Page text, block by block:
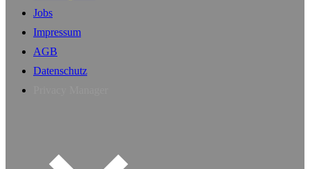
Jobs
Impressum
AGB
Datenschutz